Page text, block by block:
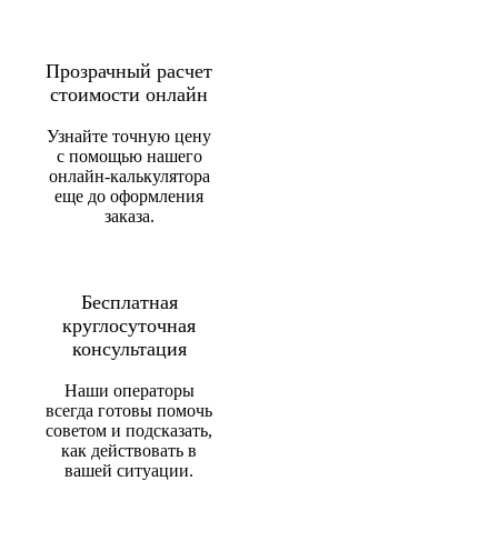
Прозрачный расчет
стоимости онлайн
Узнайте точную цену
с помощью нашего
онлайн-калькулятора
еще до оформления
заказа.
Бесплатная
круглосуточная
консультация
Наши операторы
всегда готовы помочь
советом и подсказать,
как действовать в
вашей ситуации.